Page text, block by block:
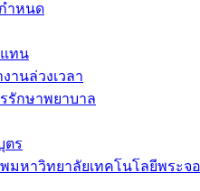
ำหนด
แทน
านล่วงเวลา
รักษาพยาบาล
ตร
มหาวิทยาลัยเทคโนโลยีพระจ